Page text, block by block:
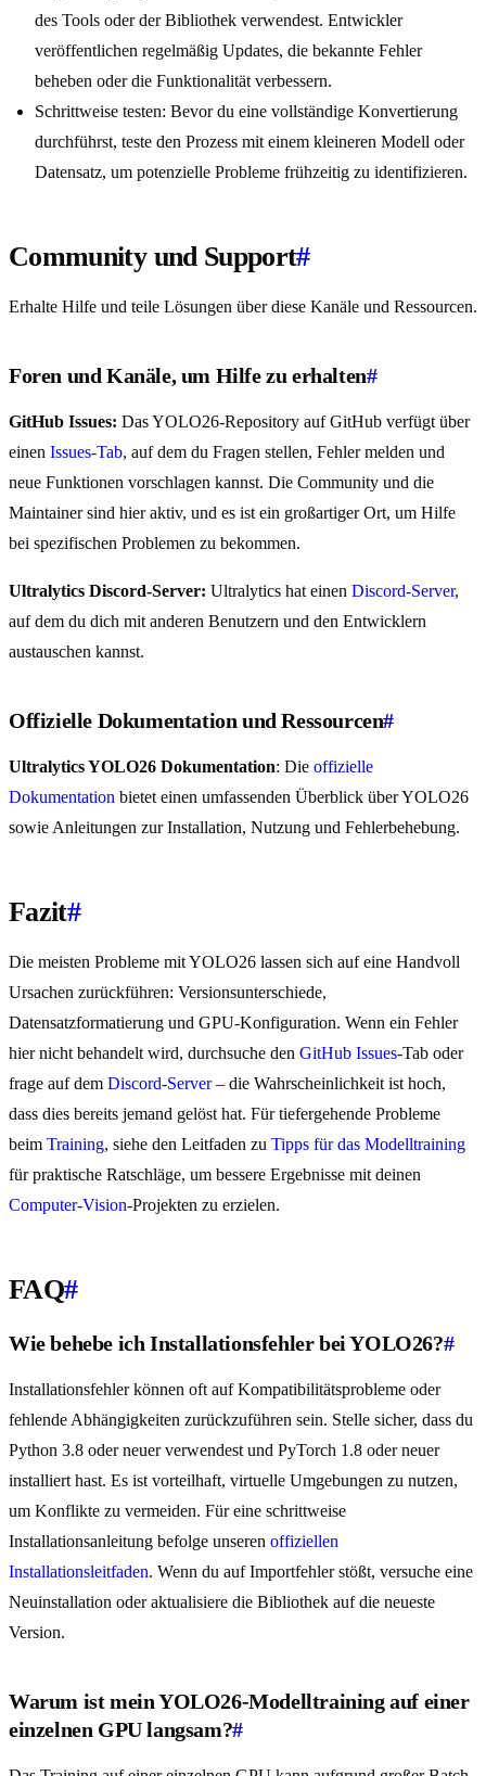
des Tools oder der Bibliothek verwendest. Entwickler
veröffentlichen regelmäßig Updates, die bekannte Fehler
beheben oder die Funktionalität verbessern.
Schrittweise testen: Bevor du eine vollständige Konvertierung
durchführst, teste den Prozess mit einem kleineren Modell oder
Datensatz, um potenzielle Probleme frühzeitig zu identifizieren.
Community und Support#
Erhalte Hilfe und teile Lösungen über diese Kanäle und Ressourcen.
Foren und Kanäle, um Hilfe zu erhalten#
GitHub Issues: Das YOLO26-Repository auf GitHub verfügt über
einen Issues-Tab, auf dem du Fragen stellen, Fehler melden und
neue Funktionen vorschlagen kannst. Die Community und die
Maintainer sind hier aktiv, und es ist ein großartiger Ort, um Hilfe
bei spezifischen Problemen zu bekommen.
Ultralytics Discord-Server: Ultralytics hat einen Discord-Server,
auf dem du dich mit anderen Benutzern und den Entwicklern
austauschen kannst.
Offizielle Dokumentation und Ressourcen#
Ultralytics YOLO26 Dokumentation: Die offizielle
Dokumentation bietet einen umfassenden Überblick über YOLO26
sowie Anleitungen zur Installation, Nutzung und Fehlerbehebung.
Fazit#
Die meisten Probleme mit YOLO26 lassen sich auf eine Handvoll
Ursachen zurückführen: Versionsunterschiede,
Datensatzformatierung und GPU-Konfiguration. Wenn ein Fehler
hier nicht behandelt wird, durchsuche den GitHub Issues-Tab oder
frage auf dem Discord-Server– die Wahrscheinlichkeit ist hoch,
dass dies bereits jemand gelöst hat. Für tiefergehende Probleme
beim Training, siehe den Leitfaden zu Tipps für das Modelltraining
für praktische Ratschläge, um bessere Ergebnisse mit deinen
Computer-Vision-Projekten zu erzielen.
FAQ#
Wie behebe ich Installationsfehler bei YOLO26?#
Installationsfehler können oft auf Kompatibilitätsprobleme oder
fehlende Abhängigkeiten zurückzuführen sein. Stelle sicher, dass du
Python 3.8 oder neuer verwendest und PyTorch 1.8 oder neuer
installiert hast. Es ist vorteilhaft, virtuelle Umgebungen zu nutzen,
um Konflikte zu vermeiden. Für eine schrittweise
Installationsanleitung befolge unseren offiziellen
Installationsleitfaden. Wenn du auf Importfehler stößt, versuche eine
Neuinstallation oder aktualisiere die Bibliothek auf die neueste
Version.
Warum ist mein YOLO26-Modelltraining auf einer
einzelnen GPU langsam?#